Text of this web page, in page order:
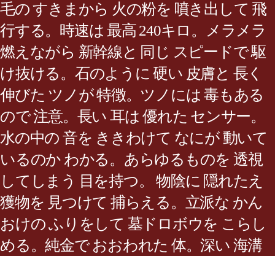
毛の すきまから 火の粉を 噴き出して 飛
行する。時速は 最高 240キロ。メラメラ
燃えながら 新幹線と 同じ スピードで 駆
け抜ける。石のように 硬い 皮膚と 長く
伸びた ツノが 特徴。ツノには 毒もある
ので 注意。長い 耳は 優れた センサー。
水の中の 音を ききわけて なにが 動いて
いるのか わかる。あらゆるものを 透視
してしまう 目を持つ。 物陰に 隠れたえ
獲物を 見つけて 捕らえる。立派な かん
おけの ふりをして 墓ドロボウを こらし
める。純金で おおわれた 体。深い 海溝